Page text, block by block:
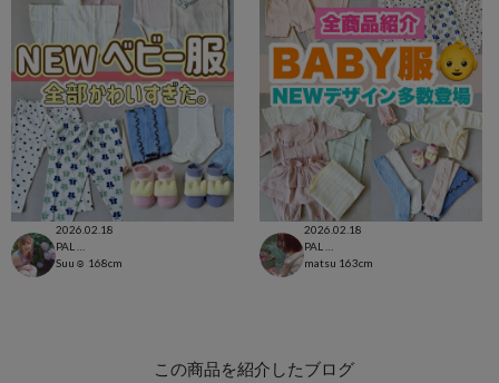
2026.02.18
Suu☺︎ 168cm
2026.02.18
matsu 163cm
この商品を紹介したブログ